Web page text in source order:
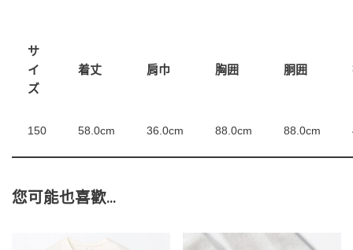
サ
イ
ズ
着丈 肩巾 胸囲 胴囲
150 58.0cm 36.0cm 88.0cm 88.0cm
您可能也喜歡…